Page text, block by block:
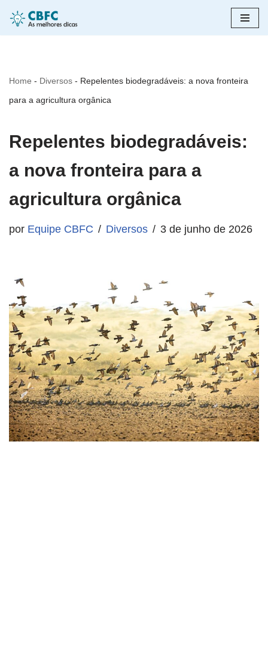
Pular
Home - Diversos - Repelentes biodegradáveis: a nova fronteira
para a agricultura orgânica
Repelentes biodegradáveis:
a nova fronteira para a
agricultura orgânica
por Equipe CBFC Diversos 3 de junho de 2026